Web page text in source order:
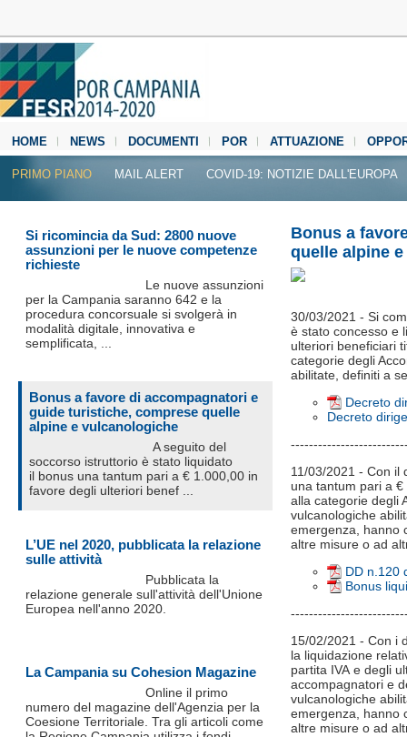
HOME NEWS DOCUMENTI POR ATTUAZIONE
MEDIA CENTER
PRIMO PIANO MAIL ALERT COVID-19: NOTIZIE DALL'EUROPA
Bonus a
quelle alpine
30/03/2021 - Si
è stato concesso e
ulteriori beneficiari
categorie degli
abilitate, definiti a
Decreto
Decreto
11/03/2021 - Con il
una tantum pari a
alla categorie degli
vulcanologiche
emergenza, hanno
altre misure o ad
DD n.120
Bonus
15/02/2021 - Con i
la liquidazione
partita IVA e degli
accompagnatori e
vulcanologiche
emergenza, hanno
altre misure o ad
Si ricomincia da Sud: 2800 nuove
assunzioni per le nuove competenze
richieste
Le nuove assunzioni
per la Campania saranno 642 e la
procedura concorsuale si svolgerà in
modalità digitale, innovativa e
semplificata, ...
Bonus a favore di accompagnatori e
guide turistiche, comprese quelle
alpine e vulcanologiche
A seguito del
soccorso istruttorio è stato liquidato
il bonus una tantum pari a € 1.000,00 in
favore degli ulteriori benef ...
L’UE nel 2020, pubblicata la relazione
sulle attività
Pubblicata la
relazione generale sull'attività dell'Unione
Europea nell'anno 2020.
La Campania su Cohesion Magazine
Online il primo
numero del magazine dell'Agenzia per la
Coesione Territoriale. Tra gli articoli come